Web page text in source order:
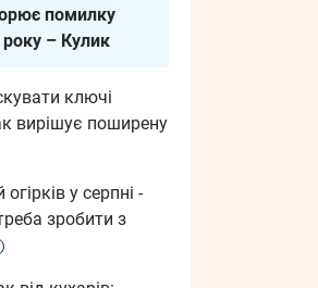
помилку
– Кулик
ключі
вирішує поширену
у серпні -
зробити з